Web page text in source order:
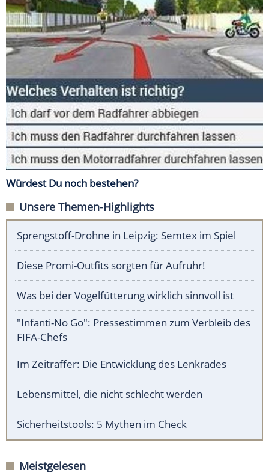
Würdest Du noch bestehen?
Unsere Themen-Highlights
Sprengstoff-Drohne in Leipzig: Semtex im Spiel
Diese Promi-Outfits sorgten für Aufruhr!
Was bei der Vogelfütterung wirklich sinnvoll ist
"Infanti-No Go": Pressestimmen zum Verbleib des
FIFA-Chefs
Im Zeitraffer: Die Entwicklung des Lenkrades
Lebensmittel, die nicht schlecht werden
Sicherheitstools: 5 Mythen im Check
Meistgelesen